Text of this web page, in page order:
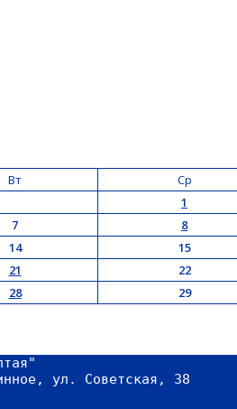
Вт Ср
1
7 8
14 15
21 22
28 29
ул. Советская, 38